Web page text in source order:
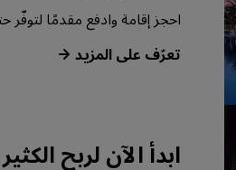
احجز إقامة وادفع مقدمًا لتوفّر حتى
‏‫تعرّف على المزيد‬
ابدأ الآن لربح الكثير